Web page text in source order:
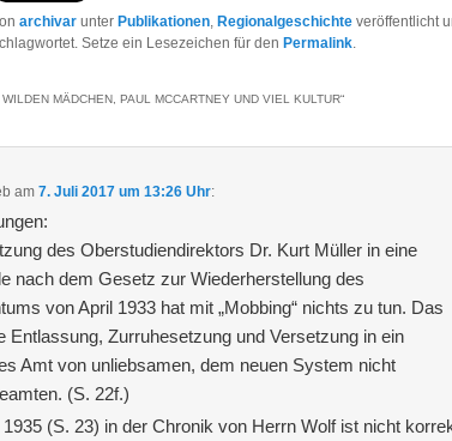
archivar unter Publikationen, Regionalgeschichte veröffentlicht
Setze ein Lesezeichen für den Permalink.
WILDEN MÄDCHEN, PAUL MCCARTNEY UND VIEL KULTUR“
am 7. Juli 2017 um 13:26 Uhr:
des Oberstudiendirektors Dr. Kurt Müller in eine
nach dem Gesetz zur Wiederherstellung des
von April 1933 hat mit „Mobbing“ nichts zu tun. Das
Entlassung, Zurruhesetzung und Versetzung in ein
Amt von unliebsamen, dem neuen System nicht
(S. 22f.)
(S. 23) in der Chronik von Herrn Wolf ist nicht